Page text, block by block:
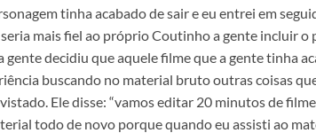
tinha acabado de sair e eu entrei em
mais fiel ao próprio Coutinho a gente incluir o
decidiu que aquele filme que a gente tinha
buscando no material bruto outras coisas
Ele disse: “vamos editar 20 minutos de
todo de novo porque quando eu assisti ao